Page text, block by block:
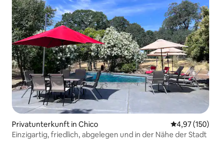
Privatunterkunft in Chico
4,97 (150)
Einzigartig, friedlich, abgelegen und in der Nähe der Stadt